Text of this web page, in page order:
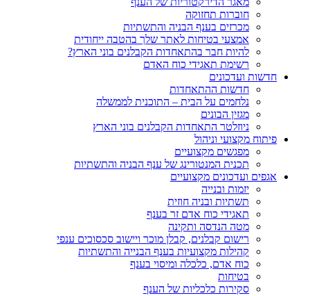
חוברות תחזוקה
מכרזים בענף הבניה והתשתיות
אמצעי בטיחות לאתר שלך בהטבה ייחודית
להיות חבר בהתאחדות הקבלנים בוני הארץ?
רשימת תאגידי כוח האדם
חדשות ועדכונים
חדשות ההתאחדות
נלחמים על הבית – התוכנית לממשלה
מגזין הבונים
ניוזלטר התאחדות הקבלנים בוני הארץ
פיתוח מקצועי וניהול
מפגשים מקצועיים
תכנית המנטורינג של ענף הבניה והתשתיות
אגפים ועדכונים מקצועיים
יזמות ובנייה
תשתיות ובניה חוזית
תאגידי כוח אדם זר בענף
מטה הנדסה ותקינה
רישום קבלנים, קבלן מוכר ויישוב סכסוכים ענפי
קהילות מקצועיות בענף הבנייה והתשתיות
כוח אדם, כלכלה ומיסוי בענף
בטיחות
סקירות כלכליות של הענף